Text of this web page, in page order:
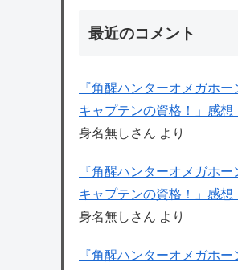
最近のコメント
『角醒ハンターオメガホー
キャプテンの資格！」感想
身名無しさん より
『角醒ハンターオメガホー
キャプテンの資格！」感想
身名無しさん より
『角醒ハンターオメガホー